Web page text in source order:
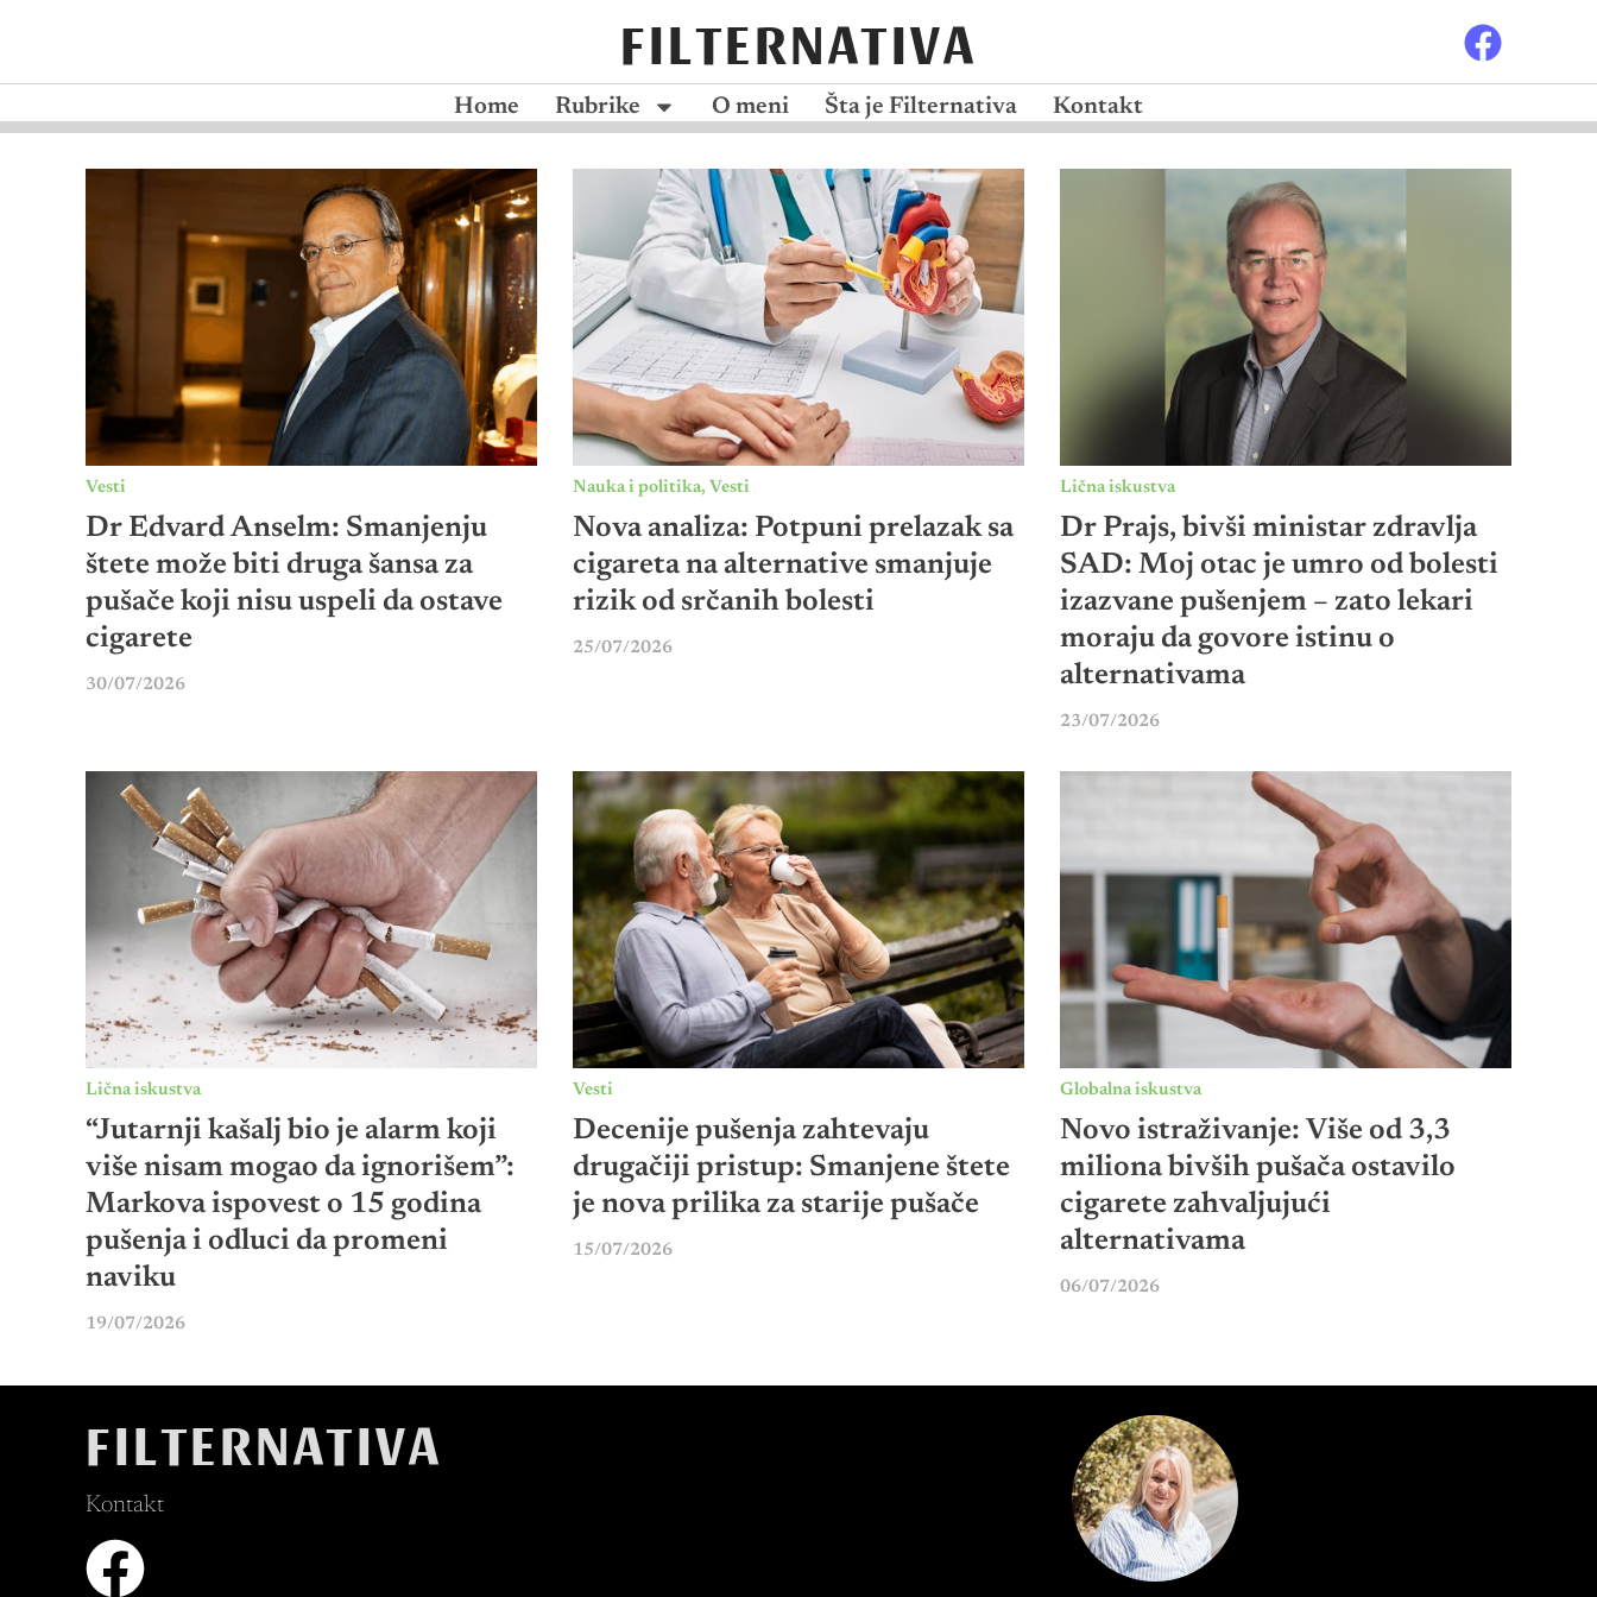
FILTERNATIVA
Home Rubrike O meni Šta je Filternativa Kontakt
Vesti
Dr Edvard Anselm: Smanjenju
štete može biti druga šansa za
pušače koji nisu uspeli da ostave
cigarete
30/07/2026
Nauka i politika, Vesti
Nova analiza: Potpuni prelazak sa
cigareta na alternative smanjuje
rizik od srčanih bolesti
25/07/2026
Lična iskustva
Dr Prajs, bivši ministar zdravlja
SAD: Moj otac je umro od bolesti
izazvane pušenjem – zato lekari
moraju da govore istinu o
alternativama
23/07/2026
Lična iskustva
“Jutarnji kašalj bio je alarm koji
više nisam mogao da ignorišem”:
Markova ispovest o 15 godina
pušenja i odluci da promeni
naviku
19/07/2026
Vesti
Decenije pušenja zahtevaju
drugačiji pristup: Smanjene štete
je nova prilika za starije pušače
15/07/2026
Globalna iskustva
Novo istraživanje: Više od 3,3
miliona bivših pušača ostavilo
cigarete zahvaljujući
alternativama
06/07/2026
FILTERNATIVA
Kontakt